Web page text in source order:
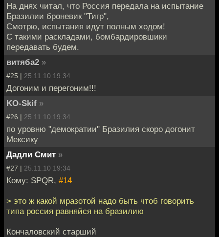
На днях читал, что Россия передала на испытание
Бразилии броневик "Тигр",
Смотрю, испытания идут полным ходом!
С такими раскладами, бомбардировшики
передавать будем.
витяба2 »
#25 | 25.11.10 19:34
Догоним и перегоним!!!
KO-Skif »
#26 | 25.11.10 19:34
по уровню "демократии" Бразилия скоро догонит
Мексику
Дадли Смит »
#27 | 25.11.10 19:34
Кому: SPQR, #14
> это ж какой мразотой надо быть чтоб говорить
типа россия равняйся на бразилию
Кончаловский старший